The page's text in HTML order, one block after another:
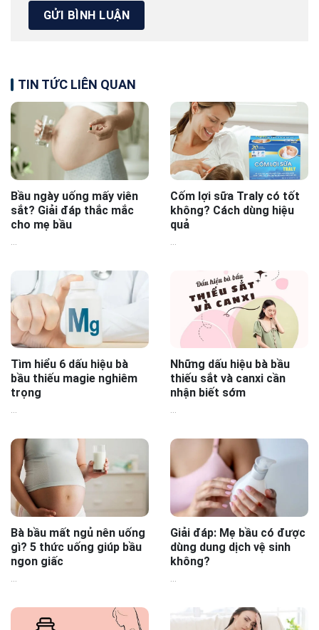
TIN TỨC LIÊN QUAN
Bầu ngày uống mấy viên
sắt? Giải đáp thắc mắc
cho mẹ bầu
Cốm lợi sữa Traly có tốt
không? Cách dùng hiệu
quả
Tìm hiểu 6 dấu hiệu bà
bầu thiếu magie nghiêm
trọng
...
Những dấu hiệu bà bầu
thiếu sắt và canxi cần
nhận biết sớm
...
Bà bầu mất ngủ nên uống
gì? 5 thức uống giúp bầu
ngon giấc
Giải đáp: Mẹ bầu có được
dùng dung dịch vệ sinh
không?